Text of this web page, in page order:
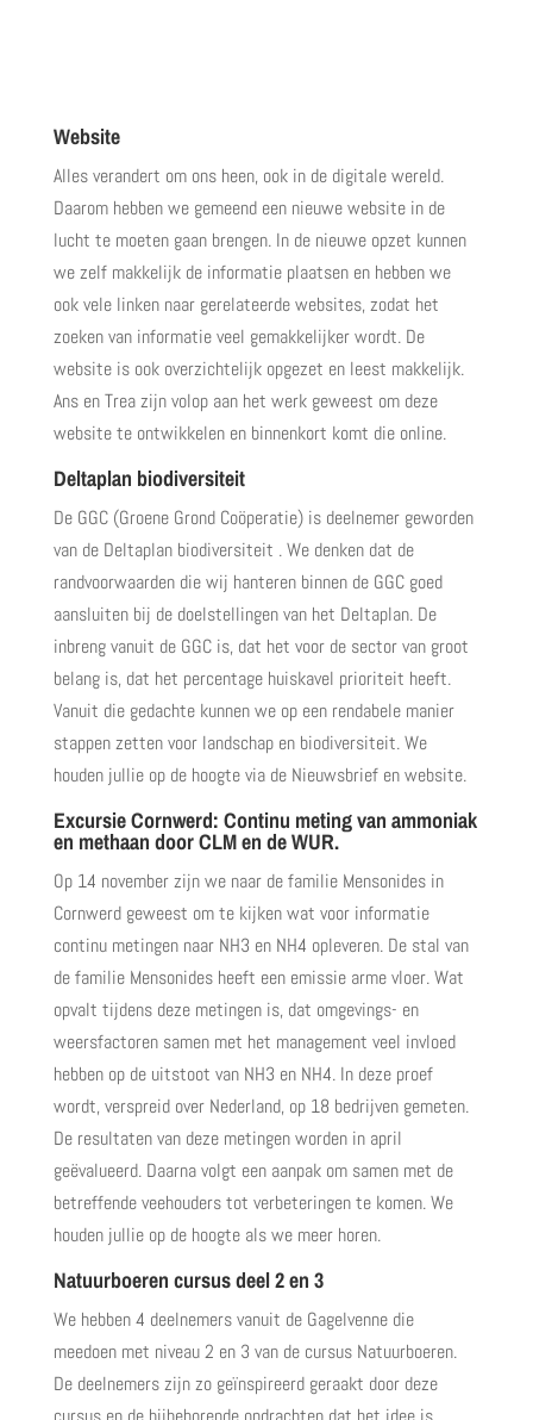
Website
Alles verandert om ons heen, ook in de digitale wereld.
Daarom hebben we gemeend een nieuwe website in de
lucht te moeten gaan brengen. In de nieuwe opzet kunnen
we zelf makkelijk de informatie plaatsen en hebben we
ook vele linken naar gerelateerde websites, zodat het
zoeken van informatie veel gemakkelijker wordt. De
website is ook overzichtelijk opgezet en leest makkelijk.
Ans en Trea zijn volop aan het werk geweest om deze
website te ontwikkelen en binnenkort komt die online.
Deltaplan biodiversiteit
De GGC (Groene Grond Coöperatie) is deelnemer geworden
van de Deltaplan biodiversiteit . We denken dat de
randvoorwaarden die wij hanteren binnen de GGC goed
aansluiten bij de doelstellingen van het Deltaplan. De
inbreng vanuit de GGC is, dat het voor de sector van groot
belang is, dat het percentage huiskavel prioriteit heeft.
Vanuit die gedachte kunnen we op een rendabele manier
stappen zetten voor landschap en biodiversiteit. We
houden jullie op de hoogte via de Nieuwsbrief en website.
Excursie Cornwerd: Continu meting van ammoniak
en methaan door CLM en de WUR.
Op 14 november zijn we naar de familie Mensonides in
Cornwerd geweest om te kijken wat voor informatie
continu metingen naar NH3 en NH4 opleveren. De stal van
de familie Mensonides heeft een emissie arme vloer. Wat
opvalt tijdens deze metingen is, dat omgevings- en
weersfactoren samen met het management veel invloed
hebben op de uitstoot van NH3 en NH4. In deze proef
wordt, verspreid over Nederland, op 18 bedrijven gemeten.
De resultaten van deze metingen worden in april
geëvalueerd. Daarna volgt een aanpak om samen met de
betreffende veehouders tot verbeteringen te komen. We
houden jullie op de hoogte als we meer horen.
Natuurboeren cursus deel 2 en 3
We hebben 4 deelnemers vanuit de Gagelvenne die
meedoen met niveau 2 en 3 van de cursus Natuurboeren.
De deelnemers zijn zo geïnspireerd geraakt door deze